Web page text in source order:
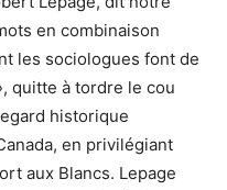
en combinaison
les sociologues font de
quitte à tordre le cou
historique
en privilégiant
aux Blancs. Lepage